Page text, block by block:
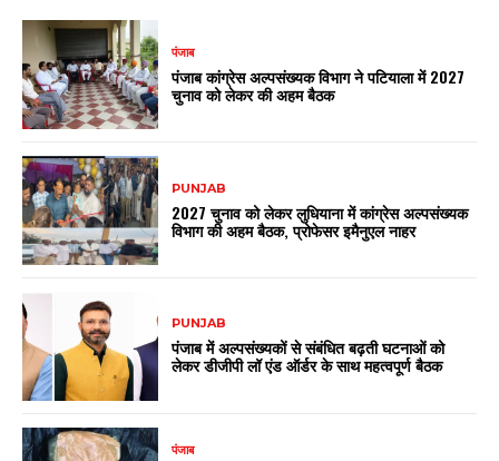
पंजाब
पंजाब कांग्रेस अल्पसंख्यक विभाग ने पटियाला में 2027
चुनाव को लेकर की अहम बैठक
PUNJAB
2027 चुनाव को लेकर लुधियाना में कांग्रेस अल्पसंख्यक
विभाग की अहम बैठक, प्रोफेसर इमैनुएल नाहर
PUNJAB
पंजाब में अल्पसंख्यकों से संबंधित बढ़ती घटनाओं को
लेकर डीजीपी लॉ एंड ऑर्डर के साथ महत्वपूर्ण बैठक
पंजाब